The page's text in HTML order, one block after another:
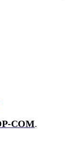
COM.